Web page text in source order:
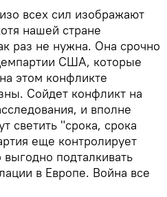
всех сил изображают
нашей стране
раз не нужна. Она срочно
США, которые
этом конфликте
Сойдет конфликт на
и вполне
светить "срока, срока
еще контролирует
подталкивать
в Европе. Война все